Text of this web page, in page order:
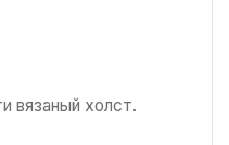
вязаный холст.